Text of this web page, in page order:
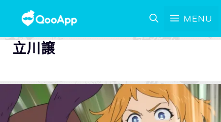
MENU
立川譲